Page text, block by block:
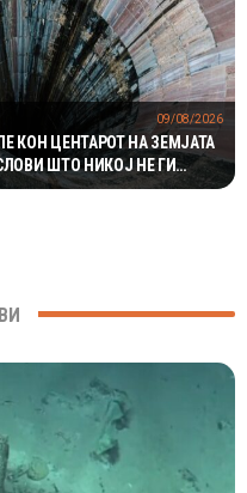
КОН ЦЕНТАРОТ НА ЗЕМЈАТА
ШТО НИКОЈ НЕ ГИ
09/08/2026